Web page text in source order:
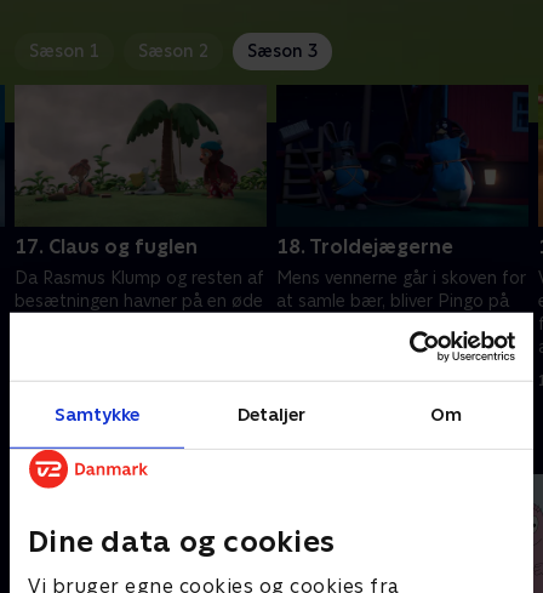
Samtykke Detaljer Om
Dine data og cookies
Vi bruger egne cookies og cookies fra
Sæson 1 Sæson 2 Sæson 3
17. Claus og fuglen
Da Rasmus Klump og resten af
besætningen havner på en øde
1. december 2020 • 11 min
18. Troldejægerne
Mens vennerne går i skoven for
at samle bær, bliver Pingo på
1. december 2020 • 11 min
Andre så også